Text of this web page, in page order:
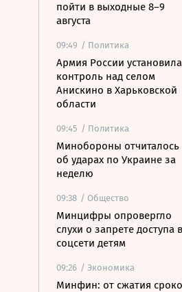
пойти в выходные 8–9
августа
09:49 / Политика
Армия России установила
контроль над селом
Анискино в Харьковской
области
09:45 / Политика
Минобороны отчиталось
об ударах по Украине за
неделю
09:38 / Общество
Минцифры опровергло
слухи о запрете доступа в
соцсети детям
09:26 / Экономика
Минфин: от сжатия